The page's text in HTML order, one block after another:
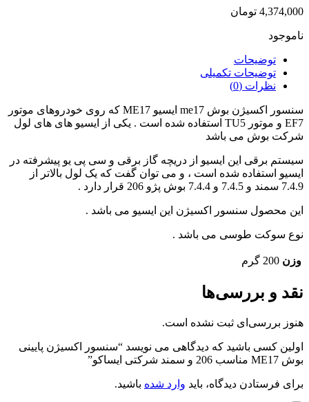
4,374,000 تومان
ناموجود
توضیحات
توضیحات تکمیلی
نظرات (0)
سنسور اکسیژن بوش me17 ایسیو ME17 که روی خودروهای موتور
EF7 و موتور TU5 استفاده شده است . یکی از ایسیو های های لول
شرکت بوش می باشد
سیستم برقی این ایسیو از دریچه گاز برقی و سی پی یو پیشرفته در
ایسیو استفاده شده است ، و می توان گفت که یک لول بالاتر از
7.4.9 سمند و 7.4.5 و 7.4.4 بوش پژو 206 قرار دارد .
این محصول سنسور اکسیژن این ایسیو می باشد .
نوع سوکت طوسی می باشد .
وزن 200 گرم
نقد و بررسی‌ها
هنوز بررسی‌ای ثبت نشده است.
اولین کسی باشید که دیدگاهی می نویسد “سنسور اکسیژن پایینی
بوش ME17 مناسب 206 و سمند شرکتی ایساکو”
برای فرستادن دیدگاه، باید وارد شده باشید.